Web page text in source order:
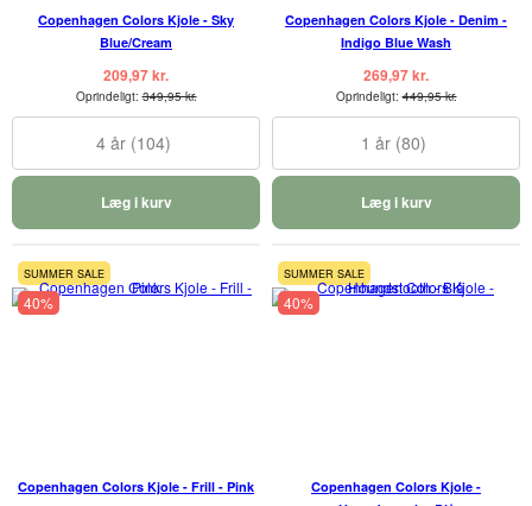
Copenhagen Colors Kjole - Sky
Blue/Cream
209,97 kr.
Oprindeligt:349,95 kr.
4 år (104)
Læg i kurv
Copenhagen Colors Kjole - Denim -
Indigo Blue Wash
269,97 kr.
Oprindeligt:449,95 kr.
1 år (80)
Læg i kurv
SUMMER SALE
40%
Copenhagen Colors Kjole - Frill - Pink
SUMMER SALE
40%
Copenhagen Colors Kjole -